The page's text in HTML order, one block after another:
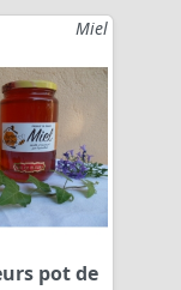
Miel
pot de